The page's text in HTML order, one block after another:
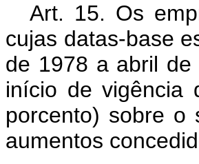
Art. 15. Os
cujas datas-base
de 1978 a abril
início de vigência
porcento) sobre o
aumentos